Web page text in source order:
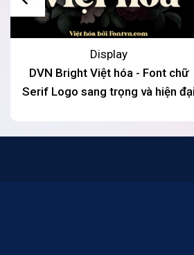
Display
DVN Bright Việt hóa - Font chữ
Serif Logo sang trọng và hiện đại